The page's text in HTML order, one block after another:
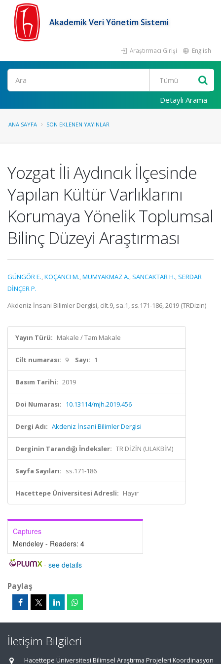
Akademik Veri Yönetim Sistemi
Araştırmacı Girişi English
Ara
Detaylı Arama
ANA SAYFA SON EKLENEN YAYINLAR
Yozgat İli Aydıncık İlçesinde
Yapılan Kültür Varlıklarını
Korumaya Yönelik Toplumsal
Bilinç Düzeyi Araştırması
GÜNGÖR E.,KOÇANCI M.,MUMYAKMAZ A., SANCAKTAR H., SERDAR
DİNÇER P.
Akdeniz İnsani Bilimler Dergisi, cilt.9, sa.1, ss.171-186, 2019 (TRDizin)
Yayın Türü: Makale / Tam Makale
Cilt numarası: 9 Sayı: 1
Basım Tarihi: 2019
Doi Numarası: 10.13114/mjh.2019.456
Dergi Adı: Akdeniz İnsani Bilimler Dergisi
Derginin Tarandığı İndeksler: TR DİZİN (ULAKBİM)
Sayfa Sayıları: ss.171-186
Hacettepe Üniversitesi Adresli: Hayır
Captures
Mendeley - Readers: 4
- see details
Paylaş
İletişim Bilgileri
Hacettepe Üniversitesi Bilimsel Araştırma Projeleri Koordinasyon